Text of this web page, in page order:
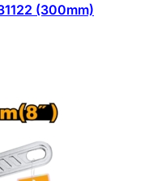
(300mm)